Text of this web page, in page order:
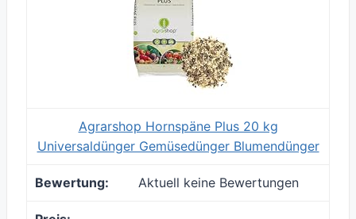
Agrarshop Hornspäne Plus 20 kg
Universaldünger Gemüsedünger Blumendünger
Aktuell keine Bewertungen